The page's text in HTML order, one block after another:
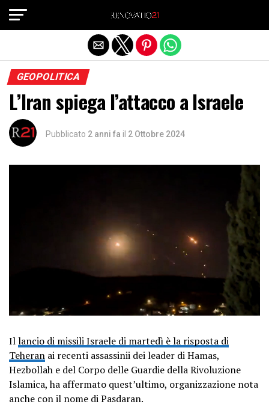
GEOPOLITICA
L’Iran spiega l’attacco a Israele
Pubblicato 2 anni fa il 2 Ottobre 2024
Illancio di missili Israele di martedì è la risposta di
Teheran ai recenti assassinii dei leader di Hamas,
Hezbollah e del Corpo delle Guardie della Rivoluzione
Islamica, ha affermato quest’ultimo, organizzazione nota
anche con il nome di Pasdaran.
Exit mobile version